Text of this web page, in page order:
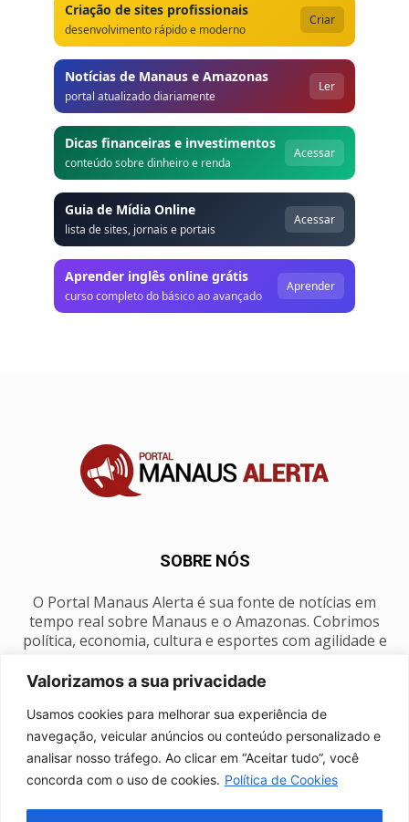
Valorizamos a sua privacidade
Usamos cookies para melhorar sua experiência de
navegação, veicular anúncios ou conteúdo personalizado e
analisar nosso tráfego. Ao clicar em “Aceitar tudo”, você
concorda com o uso de cookies. Política de Cookies
Criação de sites profissionais
desenvolvimento rápido e moderno
Criar
Notícias de Manaus e Amazonas
portal atualizado diariamente
Ler
Dicas financeiras e investimentos
conteúdo sobre dinheiro e renda
Acessar
Guia de Mídia Online
lista de sites, jornais e portais
Acessar
Aprender inglês online grátis
curso completo do básico ao avançado
Aprender
SOBRE NÓS
O Portal Manaus Alerta é sua fonte de notícias em
tempo real sobre Manaus e o Amazonas. Cobrimos
política, economia, cultura e esportes com agilidade e
SIGA-NOS